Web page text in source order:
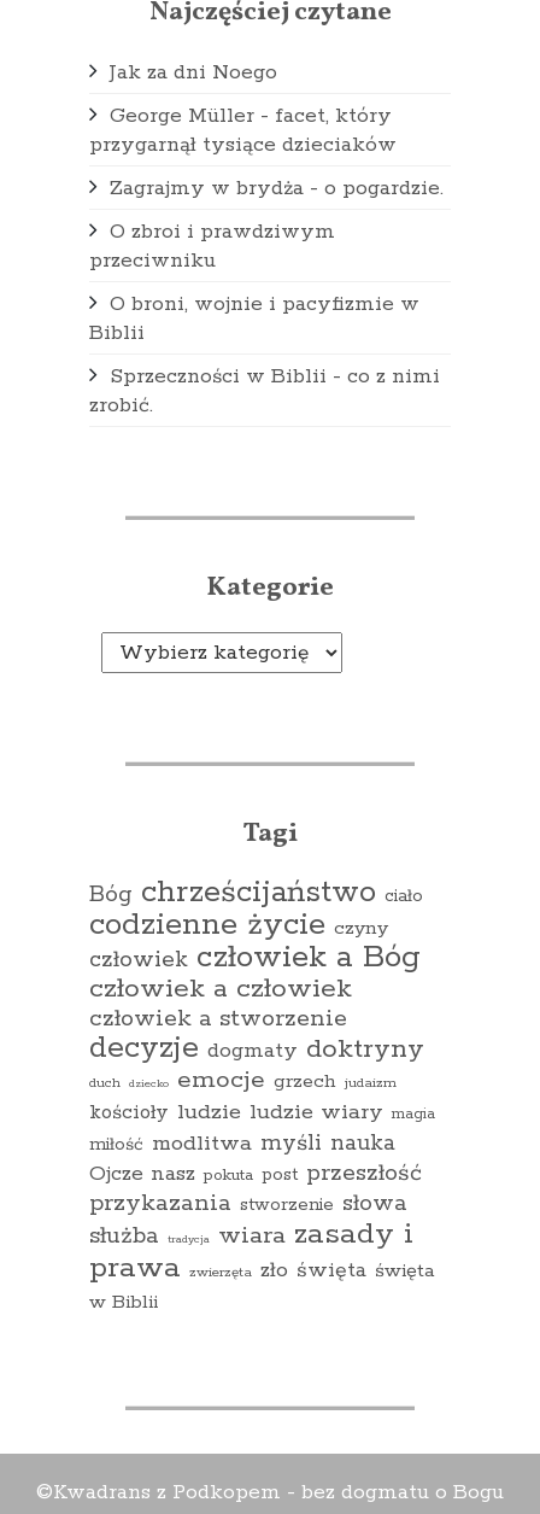
Najczęściej czytane
Jak za dni Noego
George Müller - facet, który
przygarnął tysiące dzieciaków
Zagrajmy w brydża - o pogardzie.
O zbroi i prawdziwym
przeciwniku
O broni, wojnie i pacyfizmie w
Biblii
Sprzeczności w Biblii - co z nimi
zrobić.
Kategorie
Kategorie
Tagi
Bóg chrześcijaństwo ciało
codzienne życie czyny
człowiek człowiek a Bóg
człowiek a człowiek
człowiek a stworzenie
decyzje dogmaty doktryny
duch dziecko emocje grzech judaizm
kościoły ludzie ludzie wiary magia
miłość modlitwa myśli nauka
Ojcze nasz pokuta post przeszłość
przykazania stworzenie słowa
służba
tradycja wiara zasady i
prawa zwierzęta zło święta święta
w Biblii
©Kwadrans z Podkopem - bez dogmatu o Bogu